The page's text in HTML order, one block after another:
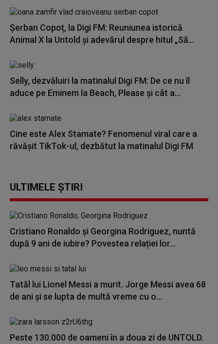
Șerban Copoț, la Digi FM: Reuniunea istorică
Animal X la Untold și adevărul despre hitul „Să...
Selly, dezvăluiri la matinalul Digi FM: De ce nu îl
aduce pe Eminem la Beach, Please și cât a...
Cine este Alex Stamate? Fenomenul viral care a
răvășit TikTok-ul, dezbătut la matinalul Digi FM
ULTIMELE ȘTIRI
Cristiano Ronaldo și Georgina Rodriguez, nuntă
după 9 ani de iubire? Povestea relației lor...
Tatăl lui Lionel Messi a murit. Jorge Messi avea 68
de ani și se lupta de multă vreme cu o...
Peste 130.000 de oameni în a doua zi de UNTOLD.